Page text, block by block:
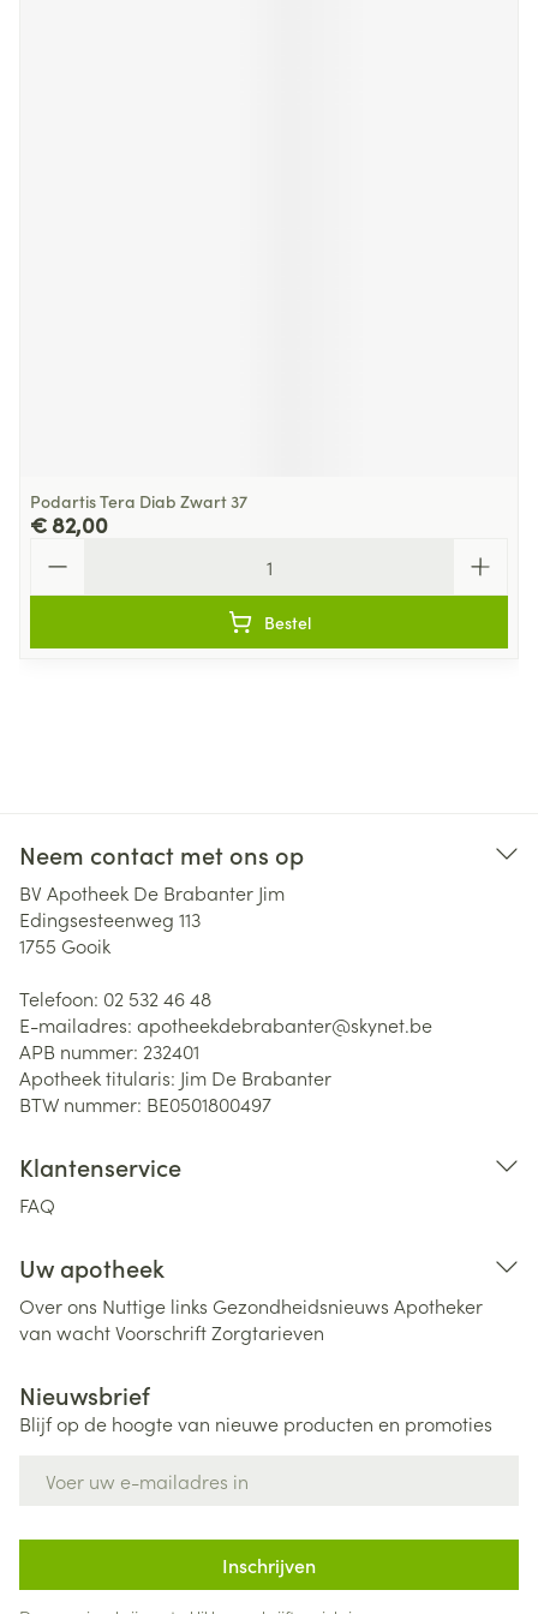
Podartis Tera Diab Zwart 37
€ 82,00
Bestel
Neem contact met ons op
BV Apotheek De Brabanter Jim
Edingsesteenweg 113
1755 Gooik
Telefoon: 02 532 46 48
E-mailadres: apotheekdebrabanter@skynet.be
APB nummer: 232401
Apotheek titularis: Jim De Brabanter
BTW nummer: BE0501800497
Klantenservice
FAQ
Uw apotheek
Over ons Nuttige links Gezondheidsnieuws Apotheker
van wachtVoorschriftZorgtarieven
Nieuwsbrief
Blijf op de hoogte van nieuwe producten en promoties
Inschrijven